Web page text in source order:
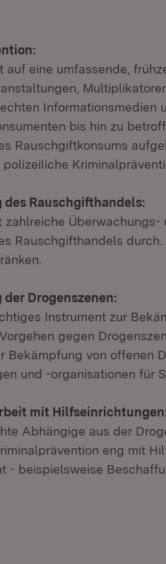
auf eine umfassende,
Informationsmedien
bis hin zu
Rauschgiftkonsums
des Rauschgifthandels:
zahlreiche
Rauschgifthandels
der Drogenszenen:
Instrument zur
gegen
Bekämpfung von offenen
und -organisationen für
mit
Abhängige aus der
eng mit
- beispielsweise